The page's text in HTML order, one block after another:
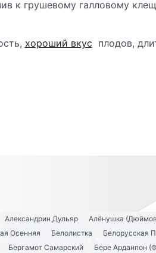
к грушевому галловому
хороший вкус плодов,
Александрин Дульяр Алёнушка
Осенняя Белолистка Белорусская
Бергамот Самарский Бере Арданпон